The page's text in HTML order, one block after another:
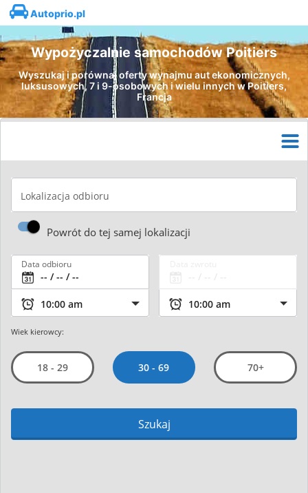
Autoprio.pl
Wypożyczalnie samochodów Poitiers
Wyszukaj i porównaj oferty wynajmu aut ekonomicznych,
luksusowych, 7 i 9-osobowych i wielu innych w Poitiers,
Francja
Lokalizacja odbioru
Powrót do tej samej lokalizacji
Data odbioru
Wiek kierowcy:
18 - 29 30 - 69 70+
Szukaj